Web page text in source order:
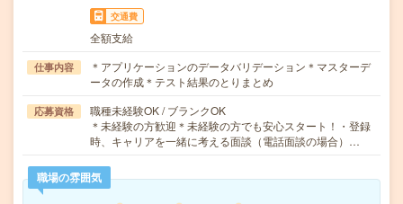
交通費
全額支給
仕事内容
＊アプリケーションのデータバリデーション＊マスターデ
ータの作成＊テスト結果のとりまとめ
応募資格
職種未経験OK / ブランクOK
＊未経験の方歓迎＊未経験の方でも安心スタート！・登録
時、キャリアを一緒に考える面談（電話面談の場合）…
職場の雰囲気